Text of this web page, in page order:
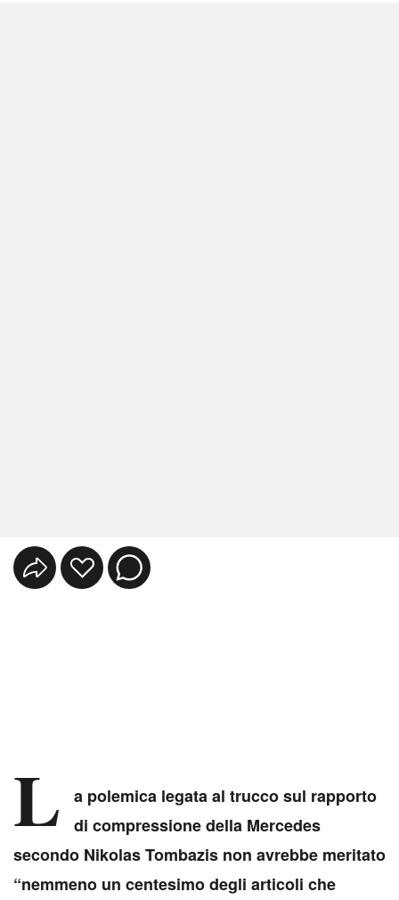
L
a polemica legata al trucco sul rapporto
di compressione della Mercedes
secondo Nikolas Tombazis non avrebbe meritato
“nemmeno un centesimo degli articoli che